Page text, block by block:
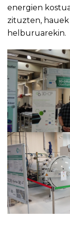
energien
zituzten,
helburuarekin.